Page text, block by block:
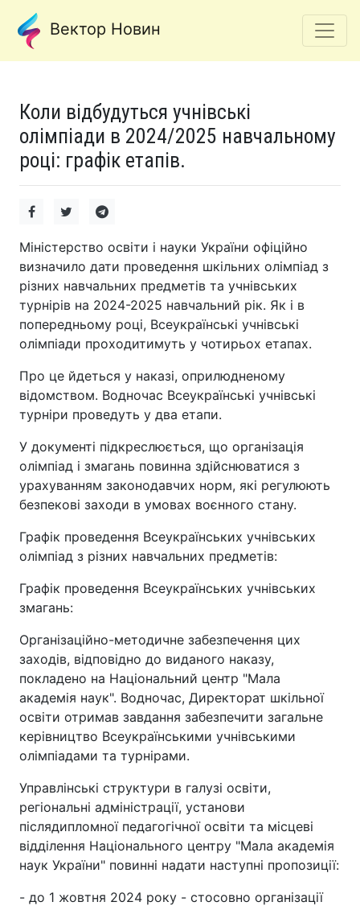
Вектор Новин
Коли відбудуться учнівські
олімпіади в 2024/2025 навчальному
році: графік етапів.
Міністерство освіти і науки України офіційно
визначило дати проведення шкільних олімпіад з
різних навчальних предметів та учнівських
турнірів на 2024-2025 навчальний рік. Як і в
попередньому році, Всеукраїнські учнівські
олімпіади проходитимуть у чотирьох етапах.
Про це йдеться у наказі, оприлюдненому
відомством. Водночас Всеукраїнські учнівські
турніри проведуть у два етапи.
У документі підкреслюється, що організація
олімпіад і змагань повинна здійснюватися з
урахуванням законодавчих норм, які регулюють
безпекові заходи в умовах воєнного стану.
Графік проведення Всеукраїнських учнівських
олімпіад з різних навчальних предметів:
Графік проведення Всеукраїнських учнівських
змагань:
Організаційно-методичне забезпечення цих
заходів, відповідно до виданого наказу,
покладено на Національний центр "Мала
академія наук". Водночас, Директорат шкільної
освіти отримав завдання забезпечити загальне
керівництво Всеукраїнськими учнівськими
олімпіадами та турнірами.
Управлінські структури в галузі освіти,
регіональні адміністрації, установи
післядипломної педагогічної освіти та місцеві
відділення Національного центру "Мала академія
наук України" повинні надати наступні пропозиції:
- до 1 жовтня 2024 року - стосовно організації